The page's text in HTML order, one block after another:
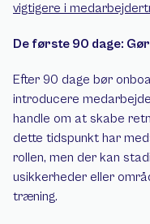
vigtigere i
De første 90 dage:
Efter 90 dage bør
introducere
handle om at skabe
dette tidspunkt har
rollen, men der kan
usikkerheder eller
træning.